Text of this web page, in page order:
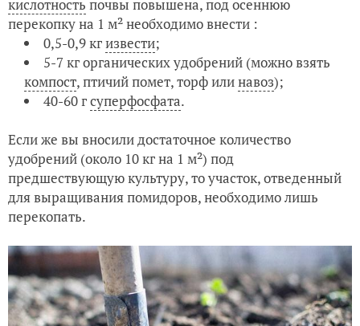
кислотность почвы повышена, под осеннюю
перекопку на 1 м² необходимо внести :
0,5-0,9 кгизвести;
5-7 кг органических удобрений (можно взять
компост, птичий помет, торф илинавоз);
40-60 гсуперфосфата.
Если же вы вносили достаточное количество
удобрений (около 10 кг на 1 м²) под
предшествующую культуру, то участок, отведенный
для выращивания помидоров, необходимо лишь
перекопать.